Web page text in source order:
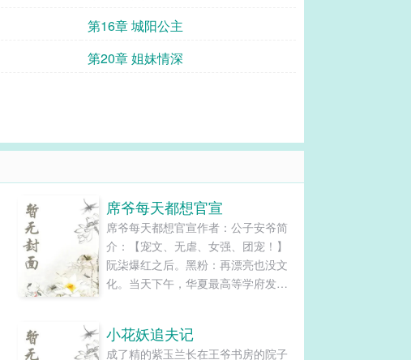
第16章 城阳公主
第20章 姐妹情深
席爷每天都想官宣
席爷每天都想官宣作者：公子安爷简
介：【宠文、无虐、女强、团宠！】
阮柒爆红之后。黑粉：再漂亮也没文
化。当天下午，华夏最高等学府发博
什么用？最后也得向金主低头。第二
小花妖追夫记
成了精的紫玉兰长在王爷书房的院子